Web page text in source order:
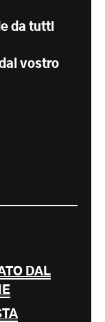
da tutti
vostro
DAL